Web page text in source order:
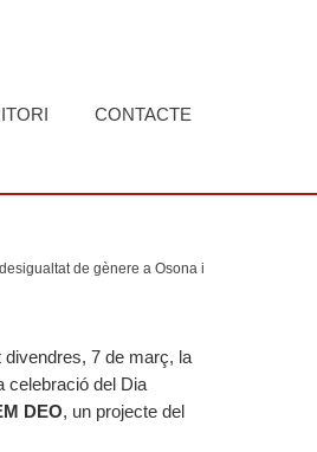
CONTACTE
de gènere a Osona i
7 de març, la
celebració del Dia
DEO, un projecte del